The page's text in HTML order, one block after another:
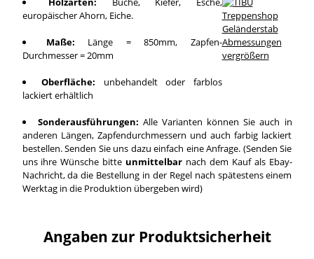
europäischer Ahorn, Eiche.
Maße: Länge = 850mm, Zapfen-
Durchmesser = 20mm
Oberfläche: unbehandelt oder farblos
lackiert erhältlich
vergrößern
Sonderausführungen: Alle Varianten können Sie auch in
anderen Längen, Zapfendurchmessern und auch farbig lackiert
bestellen. Senden Sie uns dazu einfach eine Anfrage. (Senden Sie
uns ihre Wünsche bitte unmittelbar nach dem Kauf als Ebay-
Nachricht, da die Bestellung in der Regel nach spätestens einem
Werktag in die Produktion übergeben wird)
Angaben zur Produktsicherheit